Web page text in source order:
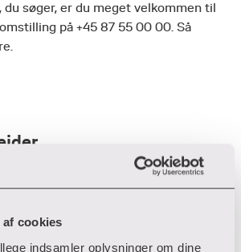
cookies
indsamler oplysninger om dine
du søger, er du meget velkommen til
på +45 87 55 00 00. Så